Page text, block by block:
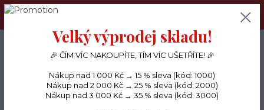
PŘÁNÍČKA a PAPÍROVÉ DÁRKY odesílám každý den, KREATIVNÍ
Menu
CZK
+420 734 380 930
(Po-Ne, 8-20 hod.)
Velký výprodej skladu!
🎉 ČÍM VÍC NAKOUPÍTE, TÍM VÍC UŠETŘÍTE! 🎉
Nákup nad 1 000 Kč → 15 % sleva (kód: 1000)
Nákup nad 2 000 Kč → 25 % sleva (kód: 2000)
Nákup nad 3 000 Kč → 35 % sleva (kód: 3000)